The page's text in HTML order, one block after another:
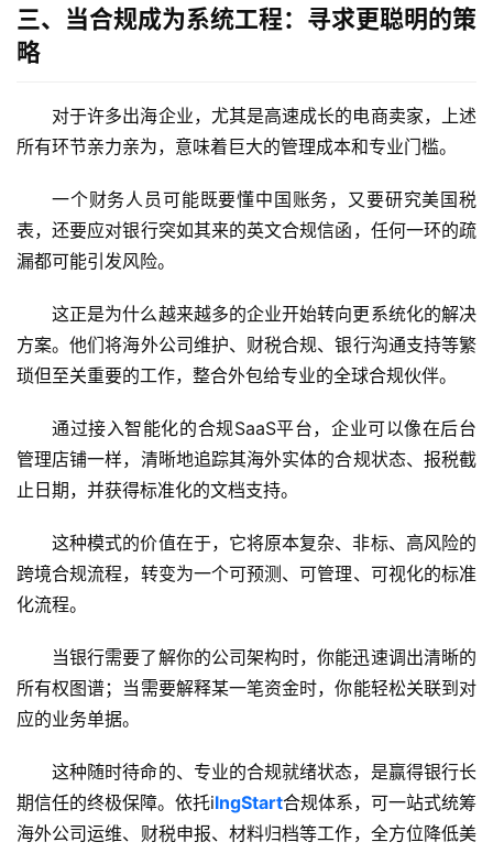
行
开
全
付
方
案
全
球
金
照
社
区
态
合
伴
专
登录 注册
三、当合规成为系统工程：寻求更聪明的策
略
对于许多出海企业，尤其是高速成长的电商卖家，上述
所有环节亲力亲为，意味着巨大的管理成本和专业门槛。
一个财务人员可能既要懂中国账务，又要研究美国税
表，还要应对银行突如其来的英文合规信函，任何一环的疏
漏都可能引发风险。
这正是为什么越来越多的企业开始转向更系统化的解决
方案。他们将海外公司维护、财税合规、银行沟通支持等繁
琐但至关重要的工作，整合外包给专业的全球合规伙伴。
通过接入智能化的合规SaaS平台，企业可以像在后台
管理店铺一样，清晰地追踪其海外实体的合规状态、报税截
止日期，并获得标准化的文档支持。
这种模式的价值在于，它将原本复杂、非标、高风险的
跨境合规流程，转变为一个可预测、可管理、可视化的标准
化流程。
当银行需要了解你的公司架构时，你能迅速调出清晰的
所有权图谱；当需要解释某一笔资金时，你能轻松关联到对
应的业务单据。
这种随时待命的、专业的合规就绪状态，是赢得银行长
期信任的终极保障。依托ilngStart合规体系，可一站式统筹
海外公司运维、财税申报、材料归档等工作，全方位降低美